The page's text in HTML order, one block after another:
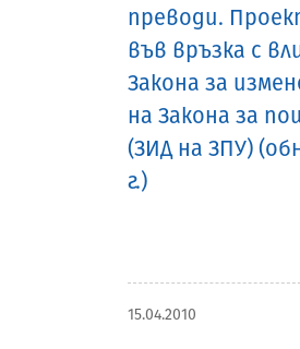
преводи.
във връзка с
Закона за
на Закона за
(ЗИД на ЗПУ)
г.)
15.04.2010